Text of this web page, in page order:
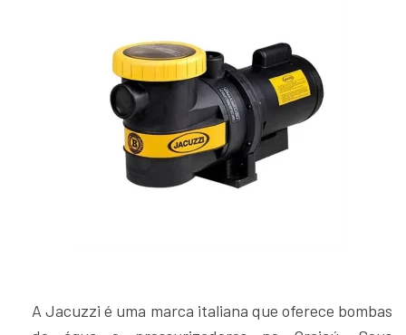
A Jacuzzi é uma marca italiana que oferece bombas